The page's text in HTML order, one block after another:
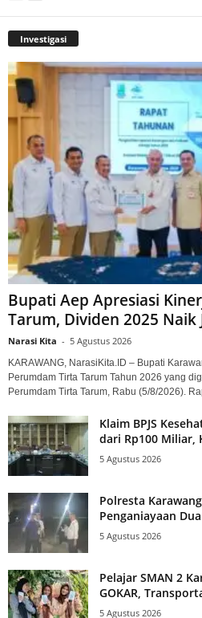
Investigasi
Bupati Aep Apresiasi
Tarum, Dividen 2025 Naik
Narasi Kita - 5 Agustus 2026
KARAWANG, NarasiKita.ID – Bupati
Perumdam Tirta Tarum Tahun 2026 yang
Perumdam Tirta Tarum, Rabu (5/8/2026).
Klaim BPJS
dari Rp100 Miliar,
5 Agustus 2026
Polresta
Penganiayaan
5 Agustus 2026
Pelajar SMAN 2
GOKAR,
5 Agustus 2026